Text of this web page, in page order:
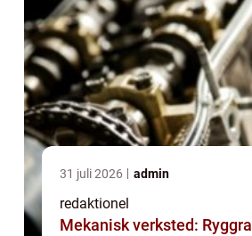
31 juli 2026 admin
redaktionel
Mekanisk verksted: